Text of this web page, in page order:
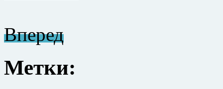
Вперед
Метки: